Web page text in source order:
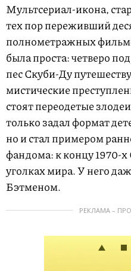
Мультсериал-икона,
тех пор переживший
полнометражных
была проста: четверо
пес Скуби-Ду
мистические
стоят переодетые
только задал формат
но и стал примером
фандома: к концу 1970-х
уголках мира. У него
Бэтменом.
РЕКЛАМА –